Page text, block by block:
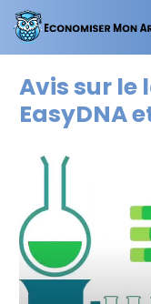
Aller
au
contenu
Avis sur
EasyDNA